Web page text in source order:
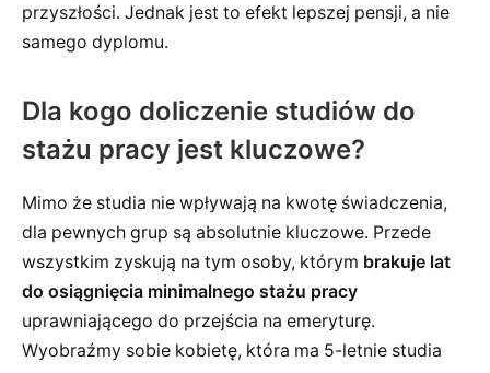
przyszłości. Jednak jest to efekt lepszej pensji, a nie
samego dyplomu.
Dla kogo doliczenie studiów do
stażu pracy jest kluczowe?
Mimo że studia nie wpływają na kwotę świadczenia,
dla pewnych grup są absolutnie kluczowe. Przede
wszystkim zyskują na tym osoby, którym brakuje lat
do osiągnięcia minimalnego stażu pracy
uprawniającego do przejścia na emeryturę.
Wyobraźmy sobie kobietę, która ma 5-letnie studia